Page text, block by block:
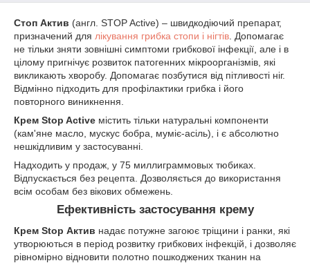
Стоп Актив (англ. STOP Active) – швидкодіючий препарат,
призначений для лікування грибка стопи і нігтів . Допомагає
не тільки зняти зовнішні симптоми грибкової інфекції, але і в
цілому пригнічує розвиток патогенних мікроорганізмів, які
викликають хворобу. Допомагає позбутися від пітливості ніг.
Відмінно підходить для профілактики грибка і його
повторного виникнення.
Крем Stop Active містить тільки натуральні компоненти
(кам'яне масло, мускус бобра, муміє-асіль), і є абсолютно
нешкідливим у застосуванні.
Надходить у продаж, у 75 миллиграммовых тюбиках.
Відпускається без рецепта. Дозволяється до використання
всім особам без вікових обмежень.
Ефективність застосування крему
Крем Stop Актив надає потужне загоює тріщини і ранки, які
утворюються в період розвитку грибкових інфекцій, і дозволяє
рівномірно відновити полотно пошкоджених тканин на